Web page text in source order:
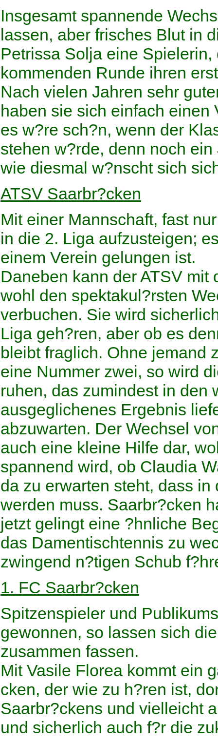
Insgesamt spannende
lassen, aber frisches Blut in
Petrissa Solja eine
kommenden Runde ihren
Nach vielen Jahren sehr
haben sie sich einfach
es w?re sch?n, wenn der
stehen w?rde, denn noch
wie diesmal w?nscht sich
ATSV Saarbr?cken
Mit einer Mannschaft, fast
in die 2. Liga aufzusteigen;
einem Verein gelungen ist.
Daneben kann der ATSV
wohl den spektakul?rsten
verbuchen. Sie wird
Liga geh?ren, aber ob es
bleibt fraglich. Ohne jemand
eine Nummer zwei, so wird
ruhen, das zumindest in den
ausgeglichenes Ergebnis
abzuwarten. Der Wechsel
auch eine kleine Hilfe dar,
spannend wird, ob Claudia
da zu erwarten steht, dass
werden muss. Saarbr?cken
jetzt gelingt eine ?hnliche
das Damentischtennis zu
zwingend n?tigen Schub
1. FC Saarbr?cken
Spitzenspieler und
gewonnen, so lassen sich
zusammen fassen.
Mit Vasile Florea kommt ein
cken, der wie zu h?ren ist,
Saarbr?ckens und vielleicht
und sicherlich auch f?r die